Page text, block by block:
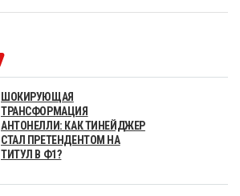
ШОКИРУЮЩАЯ
ТРАНСФОРМАЦИЯ
АНТОНЕЛЛИ: КАК ТИНЕЙДЖЕР
СТАЛ ПРЕТЕНДЕНТОМ НА
ТИТУЛ В Ф1?